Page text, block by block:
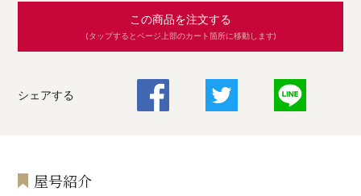
この商品を注文する
(タップするとページ上部のカート箇所に移動します)
シェアする
屋号紹介